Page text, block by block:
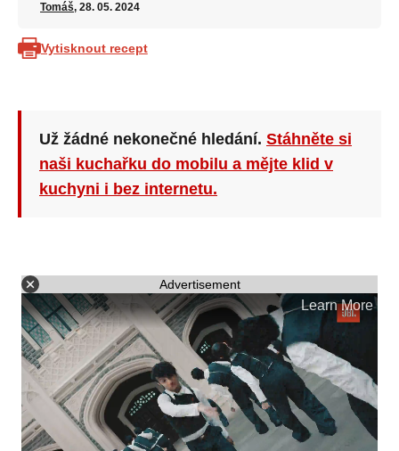
Tomáš, 28. 05. 2024
Vytisknout recept
Už žádné nekonečné hledání. Stáhněte si
naši kuchařku do mobilu a mějte klid v
kuchyni i bez internetu.
Advertisement